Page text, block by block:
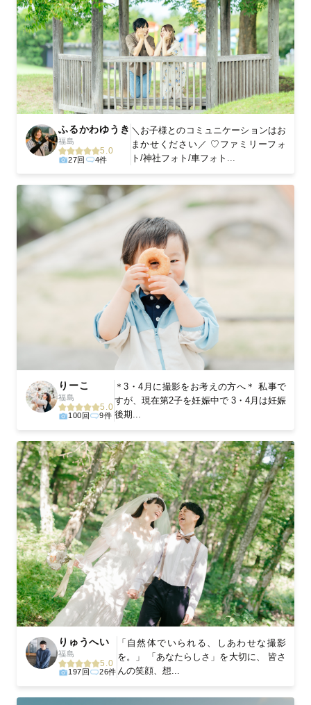
整。自然な雰囲気を残しつつも、おしゃれで洗練された仕上がり
に。きっと「こんな写真を撮ってほしかった！」と思える一枚に
出会えます。まずは、ラブグラフの撮影事例をご覧ください。
ふるかわゆうき
福島
5.0
27回 4件
＼お子様とのコミュニケーションはお
まかせください／ ♡ファミリーフォ
ト/神社フォト/車フォト...
りーこ
福島
5.0
100回 9件
＊3・4月に撮影をお考えの方へ＊ 私事で
すが、現在第2子を妊娠中で 3・4月は妊娠
後期...
りゅうへい
福島
5.0
197回 26件
「自然体でいられる、しあわせな撮影
を。」 「あなたらしさ」を大切に、 皆さ
んの笑顔、想...